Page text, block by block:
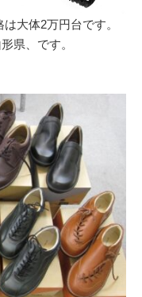
大体2万円台です。
県、です。